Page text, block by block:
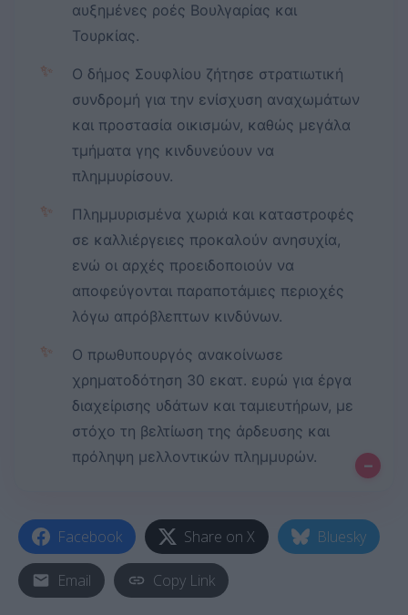
αυξημένες ροές Βουλγαρίας και
Τουρκίας.
✨
Ο δήμος Σουφλίου ζήτησε στρατιωτική
συνδρομή για την ενίσχυση αναχωμάτων
και προστασία οικισμών, καθώς μεγάλα
τμήματα γης κινδυνεύουν να
πλημμυρίσουν.
✨
Πλημμυρισμένα χωριά και καταστροφές
σε καλλιέργειες προκαλούν ανησυχία,
ενώ οι αρχές προειδοποιούν να
αποφεύγονται παραποτάμιες περιοχές
λόγω απρόβλεπτων κινδύνων.
✨
Ο πρωθυπουργός ανακοίνωσε
χρηματοδότηση 30 εκατ. ευρώ για έργα
διαχείρισης υδάτων και ταμιευτήρων, με
στόχο τη βελτίωση της άρδευσης και
πρόληψη μελλοντικών πλημμυρών.
–
Facebook Share on X Bluesky
Email Copy Link